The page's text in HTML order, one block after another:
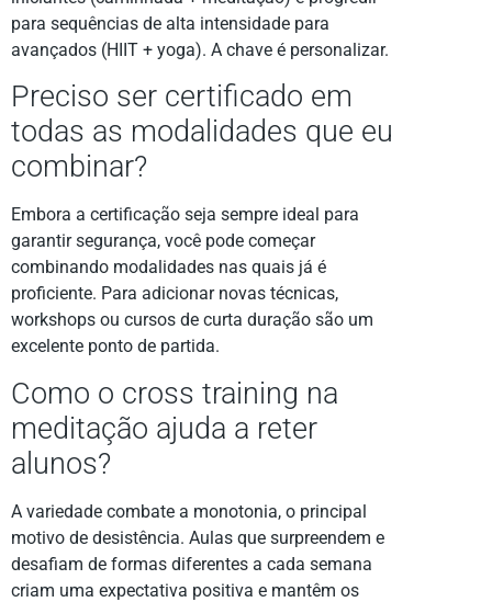
para sequências de alta intensidade para
avançados (HIIT + yoga). A chave é personalizar.
Preciso ser certificado em
todas as modalidades que eu
combinar?
Embora a certificação seja sempre ideal para
garantir segurança, você pode começar
combinando modalidades nas quais já é
proficiente. Para adicionar novas técnicas,
workshops ou cursos de curta duração são um
excelente ponto de partida.
Como o cross training na
meditação ajuda a reter
alunos?
A variedade combate a monotonia, o principal
motivo de desistência. Aulas que surpreendem e
desafiam de formas diferentes a cada semana
criam uma expectativa positiva e mantêm os